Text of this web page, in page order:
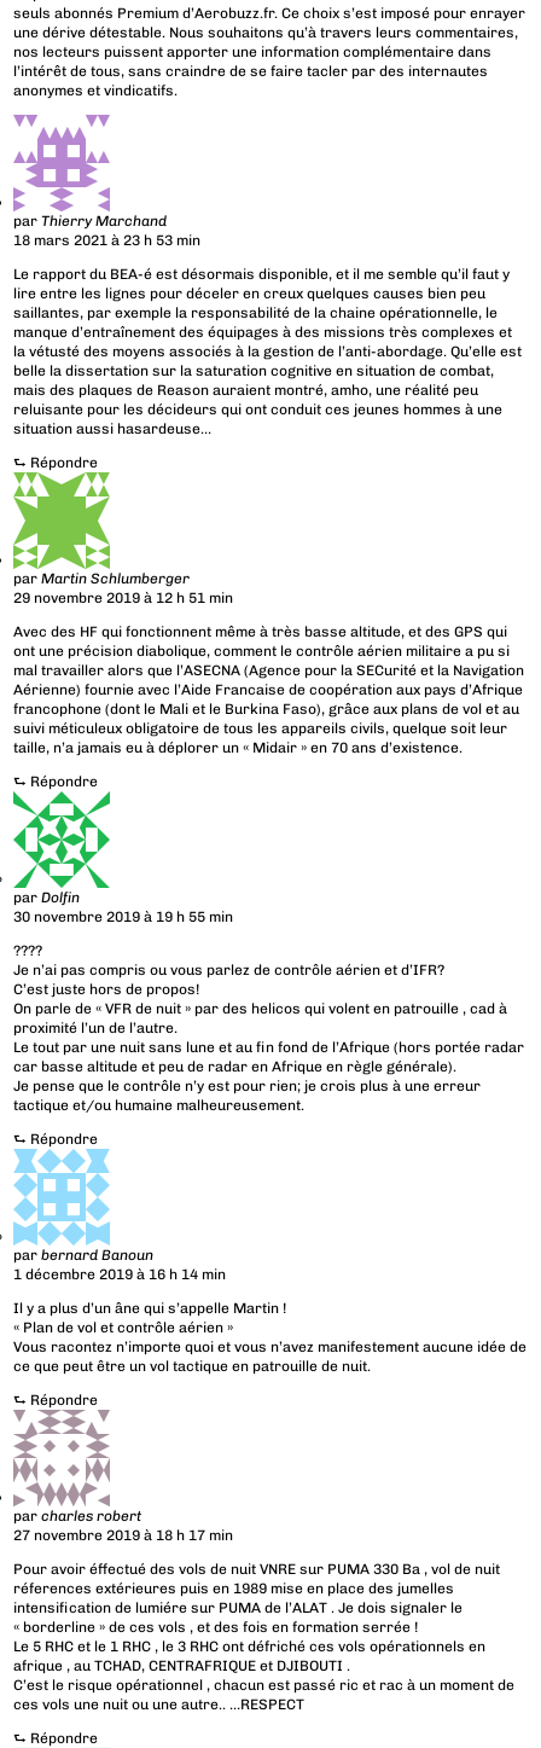
seuls abonnés Premium d’Aerobuzz.fr. Ce choix s’est imposé pour enrayer
une dérive détestable. Nous souhaitons qu’à travers leurs commentaires,
nos lecteurs puissent apporter une information complémentaire dans
l’intérêt de tous, sans craindre de se faire tacler par des internautes
anonymes et vindicatifs.
parThierry Marchand
18 mars 2021 à 23 h 53 min
Le rapport du BEA-é est désormais disponible, et il me semble qu’il faut y
lire entre les lignes pour déceler en creux quelques causes bien peu
saillantes, par exemple la responsabilité de la chaine opérationnelle, le
manque d’entraînement des équipages à des missions très complexes et
la vétusté des moyens associés à la gestion de l’anti-abordage. Qu’elle est
belle la dissertation sur la saturation cognitive en situation de combat,
mais des plaques de Reason auraient montré, amho, une réalité peu
reluisante pour les décideurs qui ont conduit ces jeunes hommes à une
situation aussi hasardeuse…
⮑ Répondre
parMartin Schlumberger
29 novembre 2019 à 12 h 51 min
Avec des HF qui fonctionnent même à très basse altitude, et des GPS qui
ont une précision diabolique, comment le contrôle aérien militaire a pu si
mal travailler alors que l’ASECNA (Agence pour la SECurité et la Navigation
Aérienne) fournie avec l’Aide Francaise de coopération aux pays d’Afrique
francophone (dont le Mali et le Burkina Faso), grâce aux plans de vol et au
suivi méticuleux obligatoire de tous les appareils civils, quelque soit leur
taille, n’a jamais eu à déplorer un « Midair » en 70 ans d’existence.
⮑ Répondre
parDolfin
30 novembre 2019 à 19 h 55 min
????
Je n’ai pas compris ou vous parlez de contrôle aérien et d’IFR?
C’est juste hors de propos!
On parle de « VFR de nuit » par des helicos qui volent en patrouille , cad à
proximité l’un de l’autre.
Le tout par une nuit sans lune et au fin fond de l’Afrique (hors portée radar
car basse altitude et peu de radar en Afrique en règle générale).
Je pense que le contrôle n’y est pour rien; je crois plus à une erreur
tactique et/ou humaine malheureusement.
⮑ Répondre
parbernard Banoun
1 décembre 2019 à 16 h 14 min
Il y a plus d’un âne qui s’appelle Martin !
« Plan de vol et contrôle aérien »
Vous racontez n’importe quoi et vous n’avez manifestement aucune idée de
ce que peut être un vol tactique en patrouille de nuit.
⮑ Répondre
parcharles robert
27 novembre 2019 à 18 h 17 min
Pour avoir éffectué des vols de nuit VNRE sur PUMA 330 Ba , vol de nuit
réferences extérieures puis en 1989 mise en place des jumelles
intensification de lumiére sur PUMA de l’ALAT . Je dois signaler le
« borderline » de ces vols , et des fois en formation serrée !
Le 5 RHC et le 1 RHC , le 3 RHC ont défriché ces vols opérationnels en
afrique , au TCHAD, CENTRAFRIQUE et DJIBOUTI .
C’est le risque opérationnel , chacun est passé ric et rac à un moment de
ces vols une nuit ou une autre.. …RESPECT
⮑ Répondre